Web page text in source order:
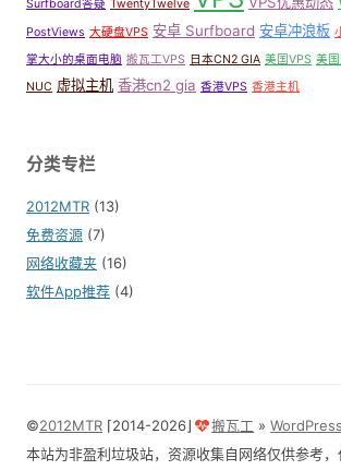
Surfboard答疑 TwentyTwelve
PostViews 大硬盘VPS 安卓 Surfboard 安卓冲浪板
掌大小的桌面电脑 搬瓦工VPS 日本CN2 GIA 美国VPS 美
NUC 虚拟主机 香港cn2 gia 香港VPS 香港主机
分类专栏
2012MTR (13)
免费资源 (7)
网络收藏夹 (16)
软件App推荐 (4)
©2012MTR ⌈2014-2026⌋ 搬瓦工 »WordPress
本站为非盈利垃圾站，资源收集自网络仅供参考